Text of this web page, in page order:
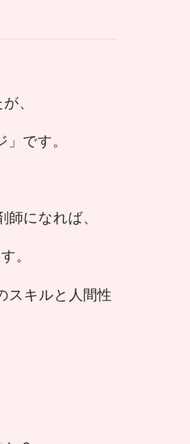
、
です。
になれば、
。
スキルと人間性